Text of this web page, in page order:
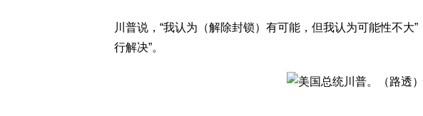
川普说，“我认为（解除封锁）有可能，但我认为可能性不大
行解决”。